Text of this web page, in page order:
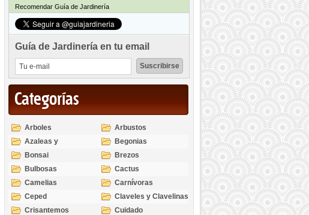
Recomendar Guía de Jardinería
Guía de Jardinería en tu email
Categorías
Arboles
Arbustos
Azaleas y
Rododendros
Begonias
Bonsai
Brezos
Bulbosas
Cactus
Camelias
Carnívoras
Ceped
Claveles y Clavelinas
Crisantemos
Cuidado